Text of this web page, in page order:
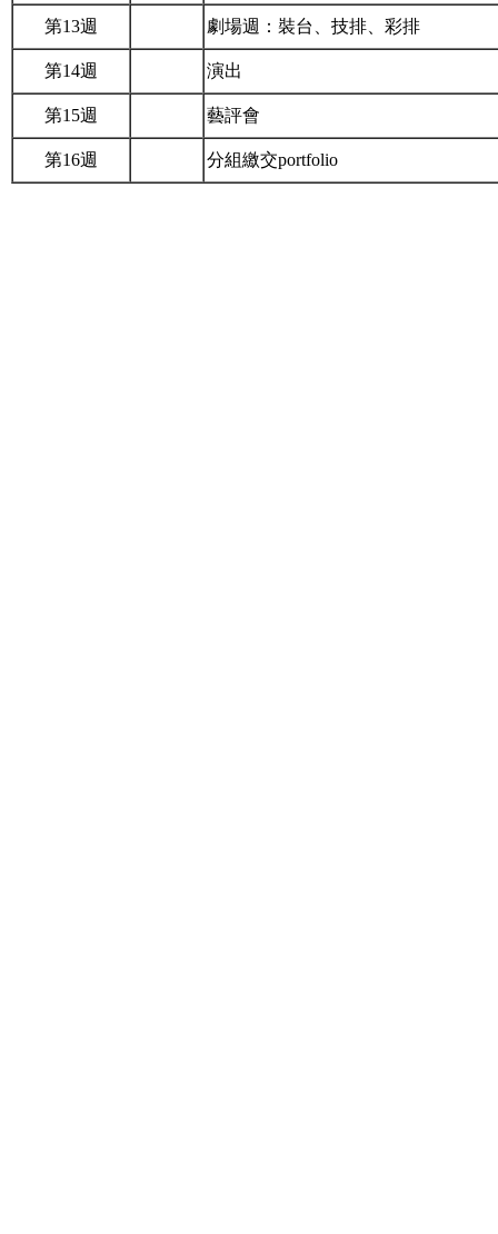
第13週 劇場週：裝台、技排、彩排
第14週 演出
第15週 藝評會
第16週 分組繳交portfolio